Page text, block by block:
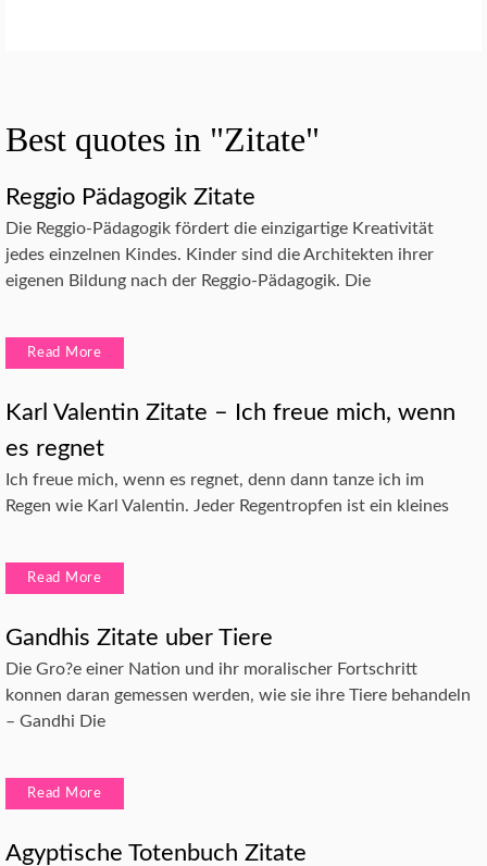
Best quotes in "Zitate"
Reggio Pädagogik Zitate
Die Reggio-Pädagogik fördert die einzigartige Kreativität
jedes einzelnen Kindes. Kinder sind die Architekten ihrer
eigenen Bildung nach der Reggio-Pädagogik. Die
Read More
Karl Valentin Zitate – Ich freue mich, wenn
es regnet
Ich freue mich, wenn es regnet, denn dann tanze ich im
Regen wie Karl Valentin. Jeder Regentropfen ist ein kleines
Read More
Gandhis Zitate uber Tiere
Die Gro?e einer Nation und ihr moralischer Fortschritt
konnen daran gemessen werden, wie sie ihre Tiere behandeln
– Gandhi Die
Read More
Agyptische Totenbuch Zitate